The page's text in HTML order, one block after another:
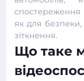
як для безпеки,
зіткнення.
Що таке